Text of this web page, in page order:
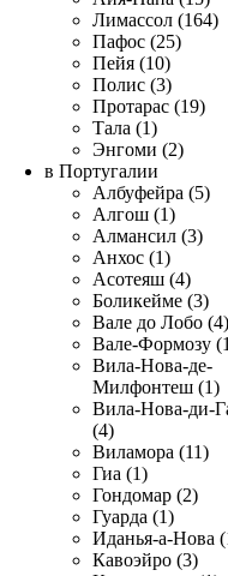
Лимассол (164)
Пафос (25)
Пейя (10)
Полис (3)
Протарас (19)
Тала (1)
Энгоми (2)
в Португалии
Албуфейра (5)
Алгош (1)
Алмансил (3)
Анхос (1)
Асотеяш (4)
Боликейме (3)
Вале до Лобо (4)
Вале-Формозу
Вила-Нова-де-
Милфонтеш (1)
Вила-Нова-ди-
(4)
Виламора (11)
Гиа (1)
Гондомар (2)
Гуарда (1)
Иданья-а-Нова
Кавоэйро (3)